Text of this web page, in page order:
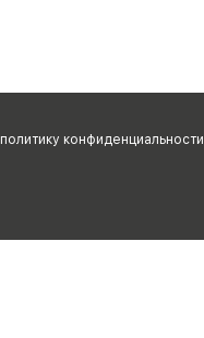
политику конфиденциальности